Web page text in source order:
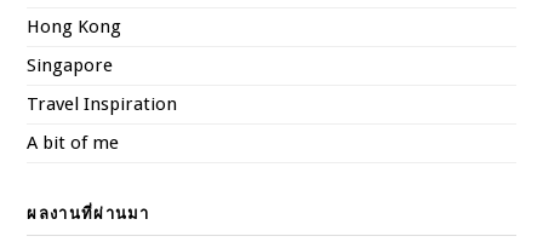
Hong Kong
Singapore
Travel Inspiration
A bit of me
ผลงานที่ผ่านมา